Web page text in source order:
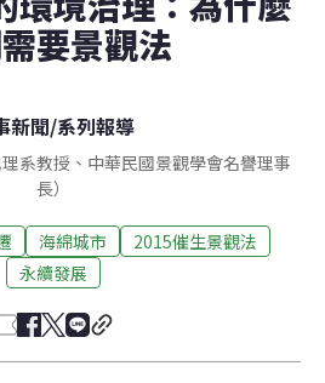
要景觀法
新聞/系列報導
系教授、中華民國景觀學會名譽理事
長）
海綿城市
2015催生景觀法
永續發展